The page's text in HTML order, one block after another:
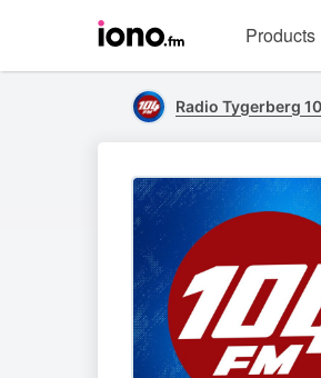
homepage
Products
Radio Tygerberg